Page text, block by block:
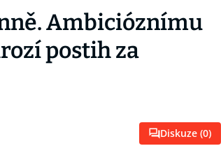
Ambicióznímu
postih za
Diskuze (0)